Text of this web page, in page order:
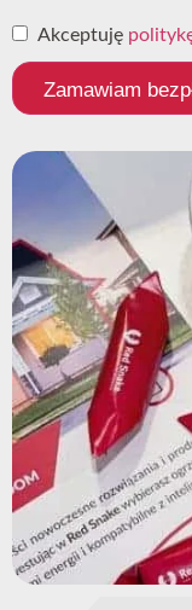
Akceptuję
Zamawiam